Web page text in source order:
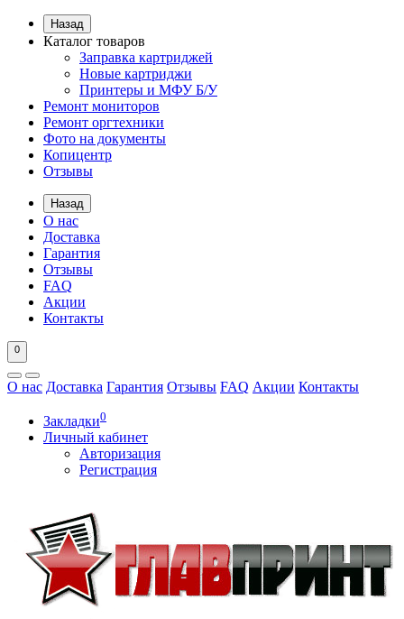
Назад
Каталог товаров
Заправка картриджей
Новые картриджи
Принтеры и МФУ Б/У
Ремонт мониторов
Ремонт оргтехники
Фото на документы
Копицентр
Отзывы
Назад
О нас
Доставка
Гарантия
Отзывы
FAQ
Акции
Контакты
0
О нас Доставка Гарантия Отзывы FAQ Акции Контакты
Закладки0
Личный кабинет
Авторизация
Регистрация